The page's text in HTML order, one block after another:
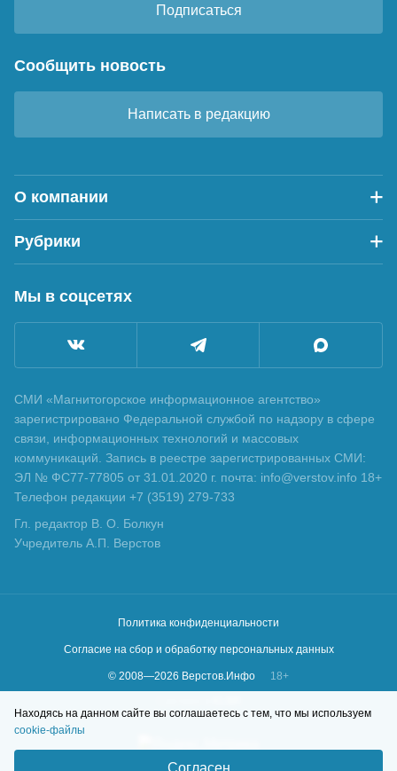
Подписаться
Сообщить новость
Написать в редакцию
О компании
Рубрики
Мы в соцсетях
СМИ «Магнитогорское информационное агентство»
зарегистрировано Федеральной службой по надзору в сфере
связи, информационных технологий и массовых
коммуникаций. Запись в реестре зарегистрированных СМИ:
ЭЛ № ФС77-77805 от 31.01.2020 г. почта: info@verstov.info 18+
Телефон редакции +7 (3519) 279-733
Гл. редактор В. О. Болкун
Учредитель А.П. Верстов
Политика конфиденциальности
Согласие на сбор и обработку персональных данных
© 2008—2026 Верстов.Инфо
18+
Находясь на данном сайте вы соглашаетесь с тем, что мы используем
cookie-файлы
Согласен